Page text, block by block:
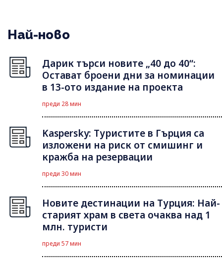
Най-ново
Дарик търси новите „40 до 40“:
Остават броени дни за номинации
в 13-ото издание на проекта
преди 28 мин
Kaspersky: Туристите в Гърция са
изложени на риск от смишинг и
кражба на резервации
преди 30 мин
Новите дестинации на Турция: Най-
старият храм в света очаква над 1
млн. туристи
преди 57 мин